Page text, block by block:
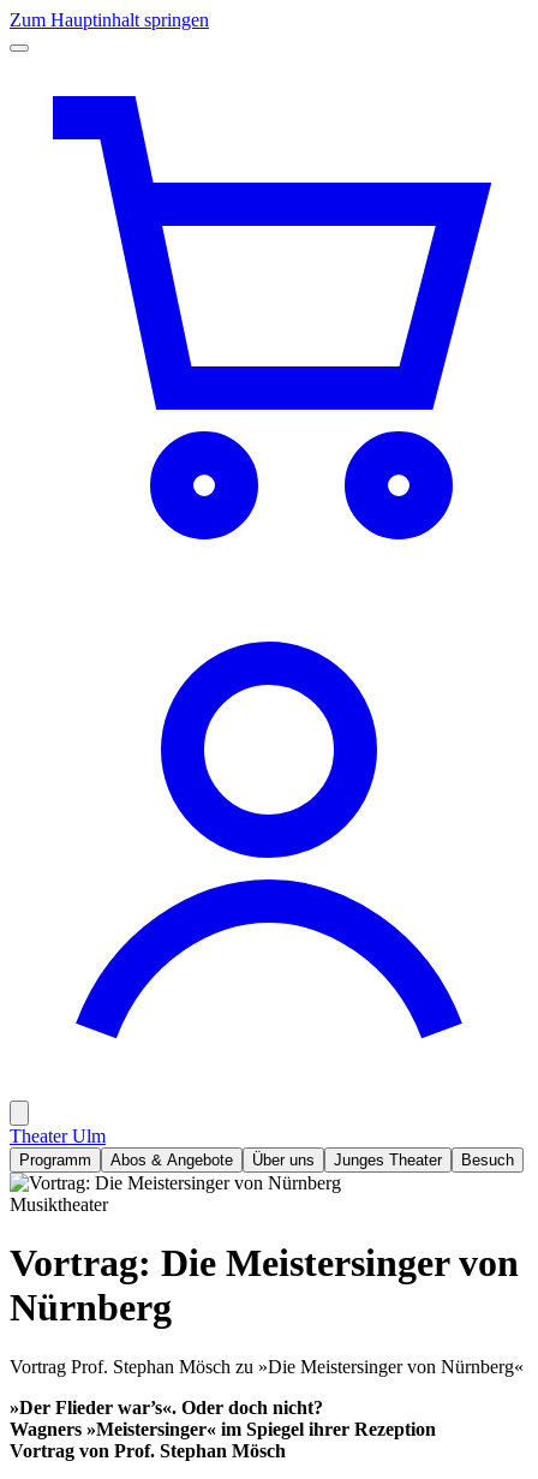
Zum Hauptinhalt springen
Theater Ulm
Programm Abos & Angebote Über uns Junges Theater Besuch
Musiktheater
Vortrag: Die Meistersinger von
Nürnberg
Vortrag Prof. Stephan Mösch zu »Die Meistersinger von Nürnberg«
»Der Flieder war’s«. Oder doch nicht?
Wagners »Meistersinger« im Spiegel ihrer Rezeption
Vortrag von Prof. Stephan Mösch